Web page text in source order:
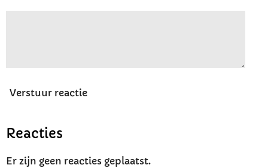
Verstuur reactie
Reacties
Er zijn geen reacties geplaatst.